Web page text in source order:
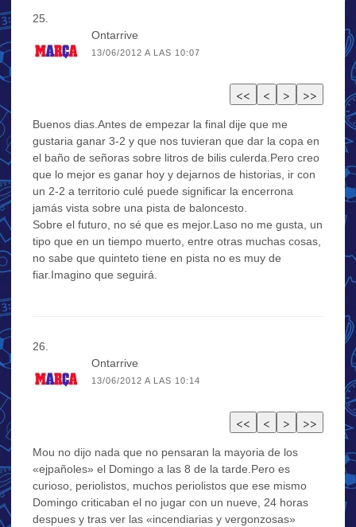
Ontarrive
13/06/2012 A LAS 10:07
Buenos dias.Antes de empezar la final dije que me
gustaria ganar 3-2 y que nos tuvieran que dar la copa en
el baño de señoras sobre litros de bilis culerda.Pero creo
que lo mejor es ganar hoy y dejarnos de historias, ir con
un 2-2 a territorio culé puede significar la encerrona
jamás vista sobre una pista de baloncesto.
Sobre el futuro, no sé que es mejor.Laso no me gusta, un
tipo que en un tiempo muerto, entre otras muchas cosas,
no sabe que quinteto tiene en pista no es muy de
fiar.Imagino que seguirá.
Ontarrive
13/06/2012 A LAS 10:14
Mou no dijo nada que no pensaran la mayoria de los
«ejpañoles» el Domingo a las 8 de la tarde.Pero es
curioso, periolistos, muchos periolistos que ese mismo
Domingo criticaban el no jugar con un nueve, 24 horas
despues y tras ver las «incendiarias y vergonzosas»